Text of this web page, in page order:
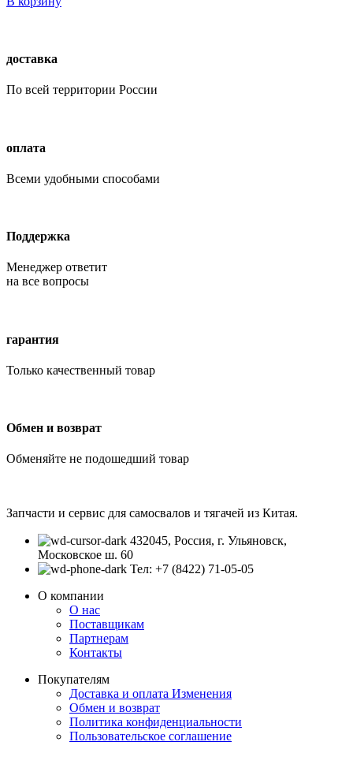
доставка
По всей территории России
оплата
Всеми удобными способами
Поддержка
Менеджер ответит
на все вопросы
гарантия
Только качественный товар
Обмен и возврат
Обменяйте не подошедший товар
Запчасти и сервис для самосвалов и тягачей из Китая.
432045, Россия, г. Ульяновск,
Московское ш. 60
Тел: +7 (8422) 71-05-05
О компании
О нас
Поставщикам
Партнерам
Контакты
Покупателям
Доставка и оплата Изменения
Обмен и возврат
Политика конфиденциальности
Пользовательское соглашение